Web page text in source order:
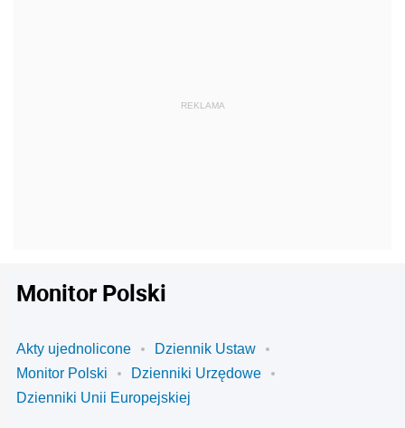
Monitor Polski
Akty ujednolicone
Dziennik Ustaw
Monitor Polski
Dzienniki Urzędowe
Dzienniki Unii Europejskiej